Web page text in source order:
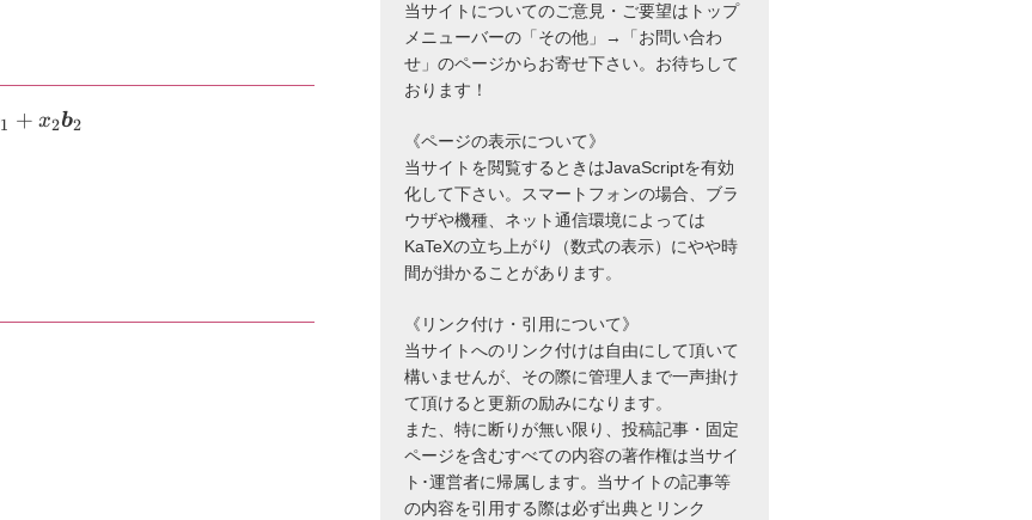
\boldsymbol{a}=x_{1}\boldsymbol{b}_{1}+x_{2}\boldsymbol{b}_{2}
1 + x2b2
当サイトについてのご意見・ご要望はトップ
メニューバーの「その他」→「お問い合わ
せ」のページからお寄せ下さい。お待ちして
おります！
《ページの表示について》
当サイトを閲覧するときはJavaScriptを有効
化して下さい。スマートフォンの場合、ブラ
ウザや機種、ネット通信環境によっては
KaTeXの立ち上がり（数式の表示）にやや時
間が掛かることがあります。
《リンク付け・引用について》
当サイトへのリンク付けは自由にして頂いて
構いませんが、その際に管理人まで一声掛け
て頂けると更新の励みになります。
また、特に断りが無い限り、投稿記事・固定
ページを含むすべての内容の著作権は当サイ
ト･運営者に帰属します。当サイトの記事等
の内容を引用する際は必ず出典とリンク